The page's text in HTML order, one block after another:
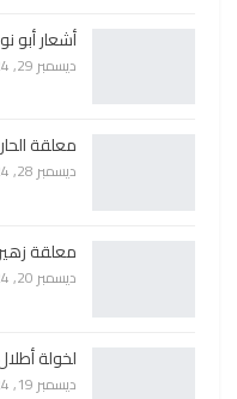
أشعار أبو
ديسمبر 29, 2024
معلقة
ديسمبر 28, 2024
معلقة
ديسمبر 20, 2024
لخولة
ديسمبر 19, 2024